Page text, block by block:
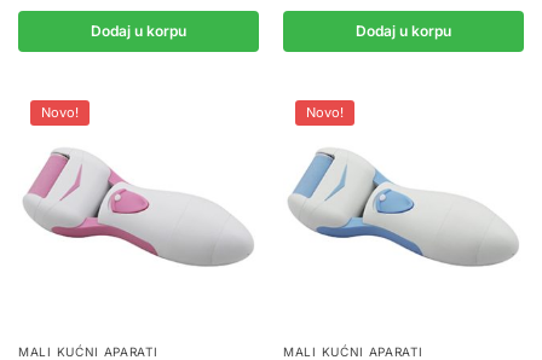
Dodaj u korpu Dodaj u korpu
Novo!
MALI KUĆNI APARATI
Novo!
MALI KUĆNI APARATI